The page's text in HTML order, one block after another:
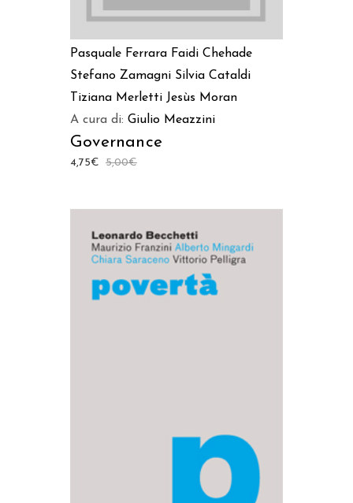
Pasquale Ferrara Faidi Chehade
Stefano Zamagni Silvia Cataldi
Tiziana Merletti Jesùs Moran
A cura di: Giulio Meazzini
Governance
5,00€
4,75€